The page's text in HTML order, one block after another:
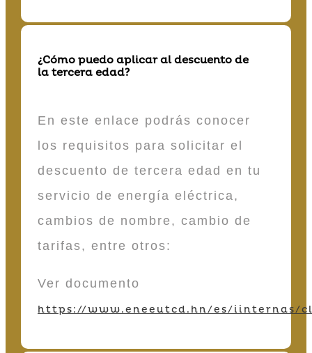
¿Cómo puedo aplicar al descuento de
la tercera edad?
En este enlace podrás conocer
los requisitos para solicitar el
descuento de tercera edad en tu
servicio de energía eléctrica,
cambios de nombre, cambio de
tarifas, entre otros:
Ver documento
https://www.eneeutcd.hn/es/iinternas/